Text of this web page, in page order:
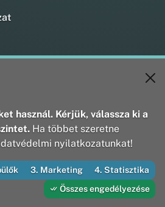
Bt. — Minden jog fenntartva
Útirány
használ. Kérjük, válassza ki a
Ha többet szeretne
nyilatkozatunkat!
3. Marketing
4. Statisztika
Összes engedélyezése